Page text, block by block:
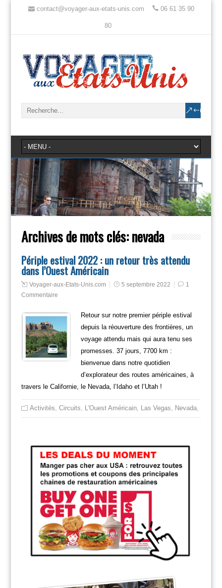
contact@voyager-aux-etats-unis.com 06 61 35 90
80
Archives de mots clés:nevada
Périple estival 2022 : un retour très attendu
dans l’Ouest Américain
Voyager-aux-Etats-Unis.com 5 septembre 2022
1
Commentaire
Retour sur notre premier périple estival
depuis la réouverture des frontières, un
voyage attendu mais qui aura tenu ses
promesses. 37 jours, 7700 km :
bienvenue dans notre quotidien
d’explorateur des routes américaines, à
travers le Californie, le Nevada, l’Idaho et l’Utah !
Activités Circuits L'Ouest Américain, Las Vegas Nevada,